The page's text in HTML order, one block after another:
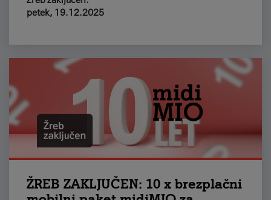
petek, 19.12.2025
ŽREB ZAKLJUČEN: 10 x brezplačni